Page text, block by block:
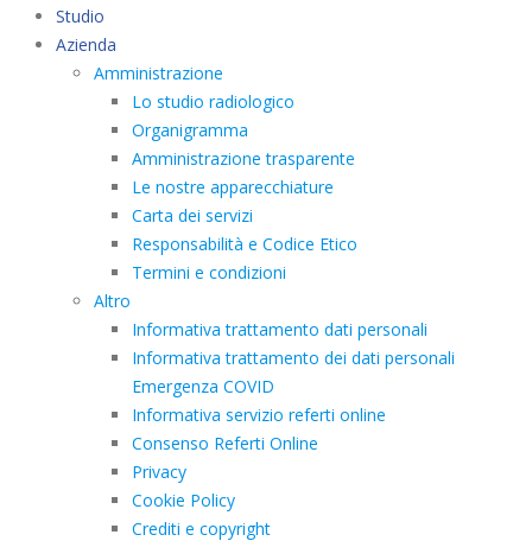
Studio
Azienda
Amministrazione
Lo studio radiologico
Organigramma
Amministrazione trasparente
Le nostre apparecchiature
Carta dei servizi
Responsabilità e Codice Etico
Termini e condizioni
Altro
Informativa trattamento dati personali
Informativa trattamento dei dati personali
Emergenza COVID
Informativa servizio referti online
Consenso Referti Online
Privacy
Cookie Policy
Crediti e copyright